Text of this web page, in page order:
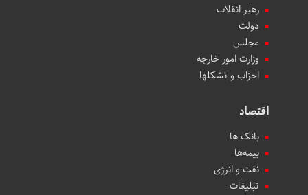
رهبر انقلاب
دولت
مجلس
وزارت امور خارجه
احزاب و تشکلها
اقتصاد
بانک ها
بیمه‌ها
نفت و انرژی
تبلیغات